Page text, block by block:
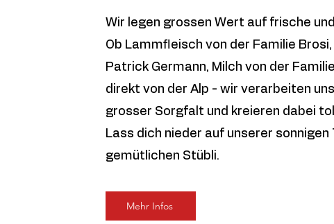
Wir legen grossen Wert auf frische
Ob Lammfleisch von der Familie
Patrick Germann, Milch von der
direkt von der Alp - wir verarbeiten
grosser Sorgfalt und kreieren dabei
Lass dich nieder auf unserer
gemütlichen Stübli.
Mehr Infos